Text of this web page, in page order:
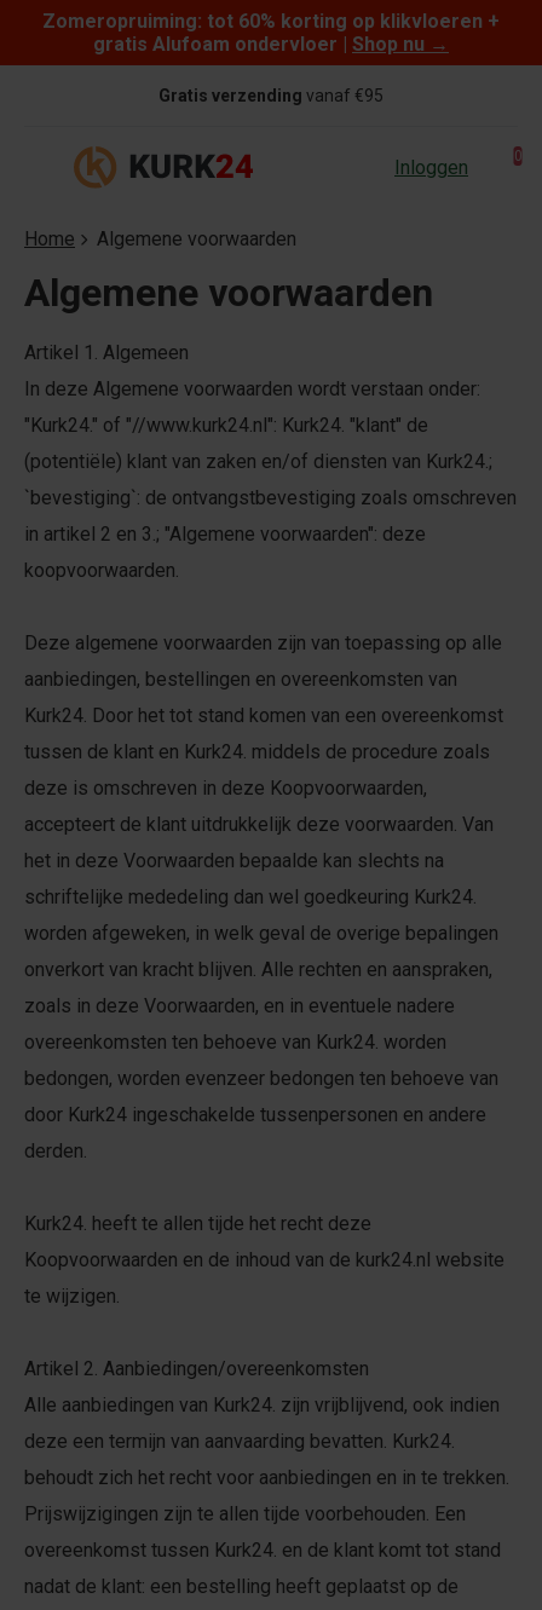
Skip to content
Zomeropruiming: tot 60% korting op klikvloeren +
gratis Alufoam ondervloer | Shop nu →
Gratis verzending vanaf €95
Inloggen 0
Home Algemene voorwaarden
Algemene voorwaarden
Artikel 1. Algemeen
In deze Algemene voorwaarden wordt verstaan onder:
"Kurk24." of "//www.kurk24.nl": Kurk24. "klant" de
(potentiële) klant van zaken en/of diensten van Kurk24.;
`bevestiging`: de ontvangstbevestiging zoals omschreven
in artikel 2 en 3.; "Algemene voorwaarden": deze
koopvoorwaarden.
Deze algemene voorwaarden zijn van toepassing op alle
aanbiedingen, bestellingen en overeenkomsten van
Kurk24. Door het tot stand komen van een overeenkomst
tussen de klant en Kurk24. middels de procedure zoals
deze is omschreven in deze Koopvoorwaarden,
accepteert de klant uitdrukkelijk deze voorwaarden. Van
het in deze Voorwaarden bepaalde kan slechts na
schriftelijke mededeling dan wel goedkeuring Kurk24.
worden afgeweken, in welk geval de overige bepalingen
onverkort van kracht blijven. Alle rechten en aanspraken,
zoals in deze Voorwaarden, en in eventuele nadere
overeenkomsten ten behoeve van Kurk24. worden
bedongen, worden evenzeer bedongen ten behoeve van
door Kurk24 ingeschakelde tussenpersonen en andere
derden.
Kurk24. heeft te allen tijde het recht deze
Koopvoorwaarden en de inhoud van de kurk24.nl website
te wijzigen.
Artikel 2. Aanbiedingen/overeenkomsten
Alle aanbiedingen van Kurk24. zijn vrijblijvend, ook indien
deze een termijn van aanvaarding bevatten. Kurk24.
behoudt zich het recht voor aanbiedingen en in te trekken.
Prijswijzigingen zijn te allen tijde voorbehouden. Een
overeenkomst tussen Kurk24. en de klant komt tot stand
nadat de klant: een bestelling heeft geplaatst op de